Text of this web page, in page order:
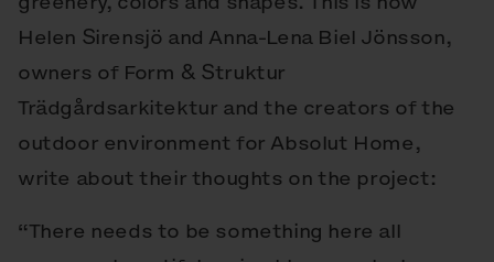
Helen Sirensjö and Anna-Lena Biel Jönsson,
owners of Form & Struktur
Trädgårdsarkitektur and the creators of the
outdoor environment for Absolut Home,
write about their thoughts on the project:
“There needs to be something here all